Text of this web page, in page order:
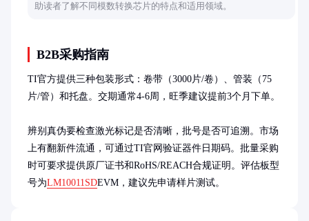
助读者了解不同模数转换芯片的特点和适用领域。
B2B采购指南
TI官方提供三种包装形式：卷带（3000片/卷）、管装（75
片/管）和托盘。交期通常4-6周，旺季建议提前3个月下单。
辨别真伪要检查激光标记是否清晰，批号是否可追溯。市场
上有翻新件流通，可通过TI官网验证器件日期码。批量采购
时可要求提供原厂证书和RoHS/REACH合规证明。评估板型
号为LM10011SDEVM，建议先申请样片测试。